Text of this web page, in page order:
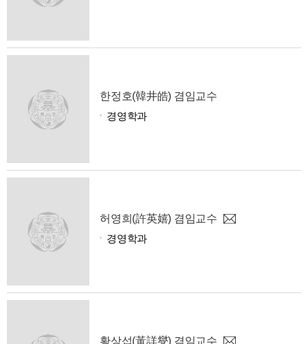
한정호(韓井皓) 겸임교수
경영학과
허영희(許英嬉) 겸임교수
경영학과
황상섭(黃詳燮) 겸임교수